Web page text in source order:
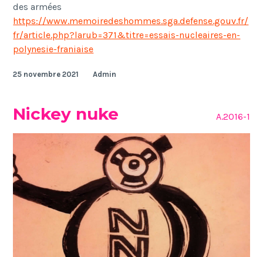
des armées
https://www.memoiredeshommes.sga.defense.gouv.fr/
fr/article.php?larub=371&titre=essais-nucleaires-en-
polynesie-franiaise
25 novembre 2021 Admin
Nickey nuke A.2016-1